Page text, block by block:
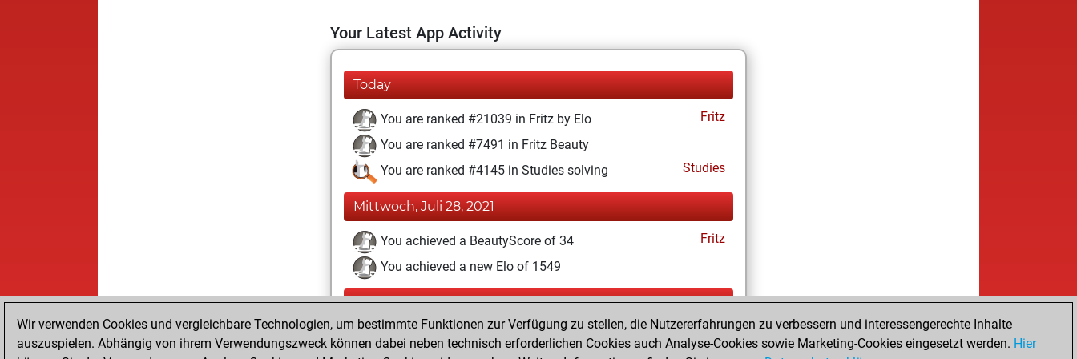
Your Latest App Activity
Today
You are ranked #21039 in Fritz by Elo
Fritz
You are ranked #7491 in Fritz Beauty
You are ranked #4145 in Studies solving
Studies
Mittwoch, Juli 28, 2021
You achieved a BeautyScore of 34
Fritz
You achieved a new Elo of 1549
Sonntag, Juli 25, 2021
You created your Fritz account
Fritz
Wir verwenden Cookies und vergleichbare Technologien, um bestimmte Funktionen zur Verfügung zu stellen, die Nutzererfahrungen zu verbessern und interessengerechte Inhalte
auszuspielen. Abhängig von ihrem Verwendungszweck können dabei neben technisch erforderlichen Cookies auch Analyse-Cookies sowie Marketing-Cookies eingesetzt werden. Hier